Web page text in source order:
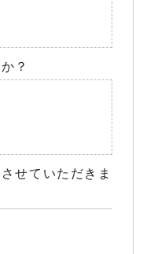
？
せていただきま